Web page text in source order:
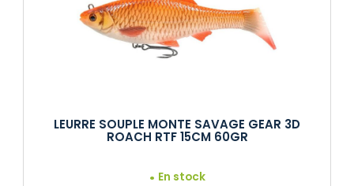
LEURRE SOUPLE MONTE SAVAGE GEAR 3D
ROACH RTF 15CM 60GR
En stock